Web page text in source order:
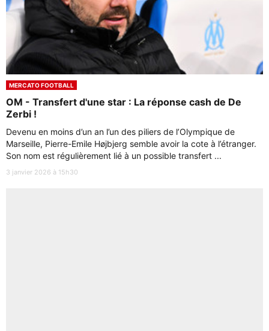
MERCATO FOOTBALL
OM - Transfert d'une star : La réponse cash de De
Zerbi !
Devenu en moins d’un an l’un des piliers de l’Olympique de
Marseille, Pierre-Emile Højbjerg semble avoir la cote à l’étranger.
Son nom est régulièrement lié à un possible transfert ...
3 janvier 2026 à 15h30